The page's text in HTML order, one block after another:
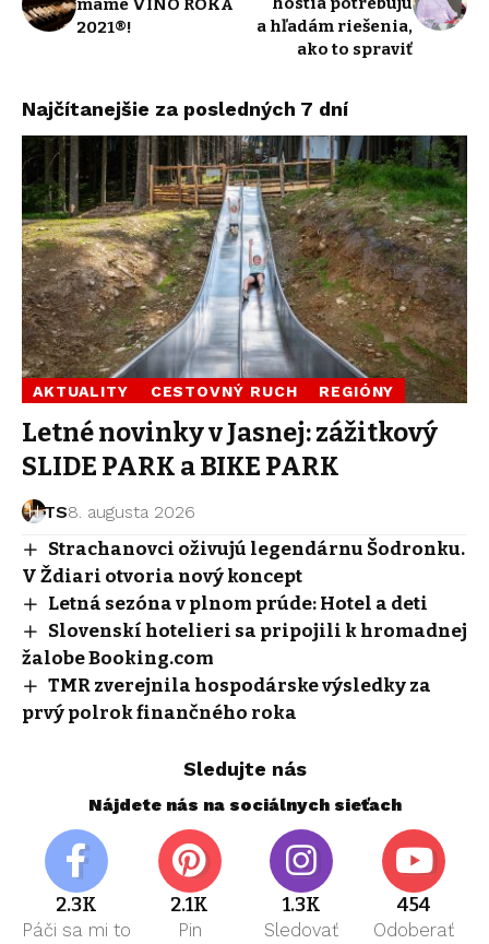
máme VÍNO ROKA
2021®!
a hľadám riešenia,
ako to spraviť
Najčítanejšie za posledných 7 dní
AKTUALITY CESTOVNÝ RUCH REGIÓNY
Letné novinky v Jasnej: zážitkový
SLIDE PARK a BIKE PARK
TS8. augusta 2026
Strachanovci oživujú legendárnu Šodronku.
V Ždiari otvoria nový koncept
Letná sezóna v plnom prúde: Hotel a deti
Slovenskí hotelieri sa pripojili k hromadnej
žalobe Booking.com
TMR zverejnila hospodárske výsledky za
prvý polrok finančného roka
Sledujte nás
Nájdete nás na sociálnych sieťach
2.3K
Páči sa mi to
2.1K
Pin
1.3K
Sledovať
454
Odoberať